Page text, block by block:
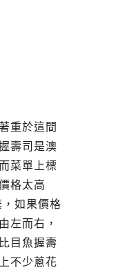
重於這間
壽司是澳
菜單上標
格太高
如果價格
左而右，
目魚握壽
不少蔥花